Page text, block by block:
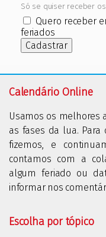
Só se quiser receber
Quero receber
feriados
Cadastrar
Calendário Online
Usamos os melhores
as fases da lua. Para
fizemos, e
contamos com a
algum feriado ou
informar nos
Escolha por tópico